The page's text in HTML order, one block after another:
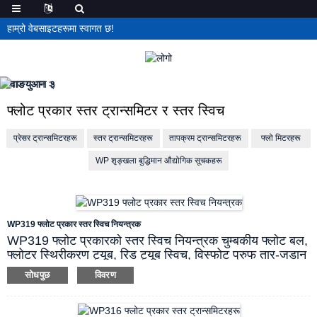
हाम्रो वेबसाइटहरूमा स्वागत छ!
फ्लोट प्रकार स्तर ट्रान्समिटर र स्तर स्विच
प्रेसर ट्रान्समिटरहरू स्तर ट्रान्समिटरहरू तापक्रम ट्रान्समिटरहरू फ्लो मिटरहरू
WP शृङ्खला बुद्धिमान औद्योगिक सूचकहरू
WP319 फ्लोट प्रकार स्तर स्विच नियन्त्रक
WP319 फ्लोट प्रकारको स्तर स्विच नियन्त्रक चुम्बकीय फ्लोट बल,
फ्लोटर स्थिरीकरण ट्यूब, रिड ट्यूब स्विच, विस्फोट प्रुफ तार-जडान
गर्ने बक्स र फिक्सिंग कम्पोनेन्टहरू मिलेर बनेको छ। चुम्बकीय फ्लोट
बल तरल स्तरको साथ ट्यूबसँगै माथि र तल जान्छ, जसले गर्दा रिड
आउटपुट गर्दछ। रिड ट्यूब सम्पर्क तुरुन्तै बनाउँछ र तोड्छ जुन रिले
सोधपुछ विवरण